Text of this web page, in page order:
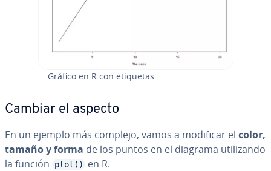
Gráfico en R con etiquetas
Cambiar el aspecto
En un ejemplo más complejo, vamos a modificar el color,
tamaño y forma de los puntos en el diagrama uti­li­za­n­do
la función
plot() en R.